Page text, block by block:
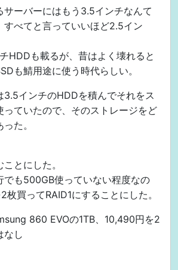
サーバーにはもう3.5インチなんて
すべてと言っていいほど2.5イン
HDDも載るが、昔はよく壊れると
も鯖用途に使う時代らしい。
3.5インチのHDDを積んでそれをス
っていたので、そのストレージをど
た。
とにした。
でも500GB使っていない程度なの
枚買ってRAID1にすることにした。
860 EVOの1TB、10,490円を2
なし